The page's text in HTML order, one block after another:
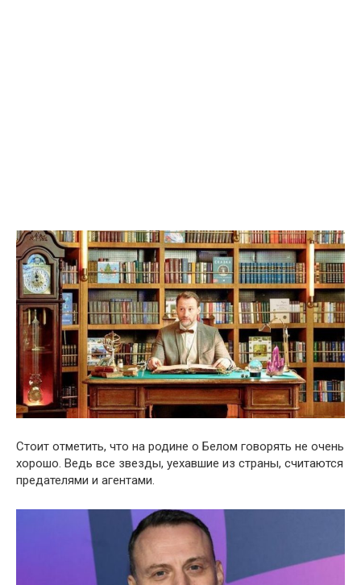
Стоит отметить, что на родине о Белом говорять не очень
хорошо. Ведь все звезды, уехавшие из страны, считаются
предателями и агентами.